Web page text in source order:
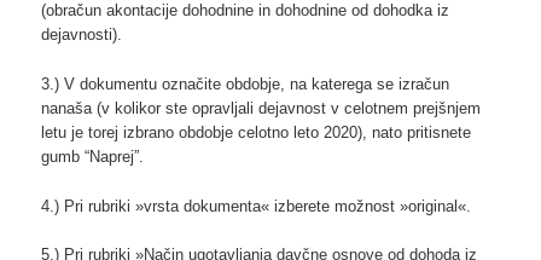
(obračun akontacije dohodnine in dohodnine od dohodka iz
dejavnosti).
3.) V dokumentu označite obdobje, na katerega se izračun
nanaša (v kolikor ste opravljali dejavnost v celotnem prejšnjem
letu je torej izbrano obdobje celotno leto 2020), nato pritisnete
gumb “Naprej”.
4.) Pri rubriki »vrsta dokumenta« izberete možnost »original«.
5.) Pri rubriki »Način ugotavljanja davčne osnove od dohoda iz